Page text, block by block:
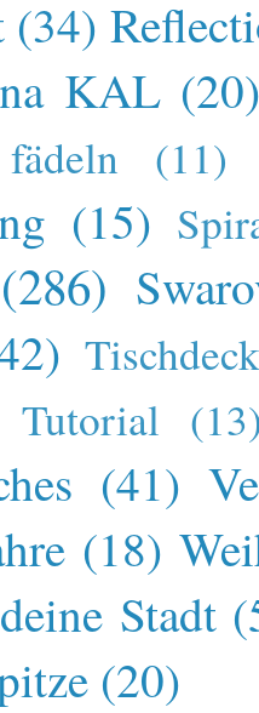
(34)
KAL
(11)
(15)
(286)
Tutorial
(41)
(18)
Stadt
(20)